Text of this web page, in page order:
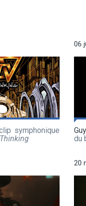
symphonique
06
du
20